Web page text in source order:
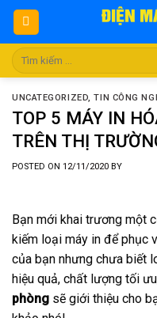
Skip
content
Tìm
kiếm:
UNCATEGORIZED,TIN CÔNG
TOP 5 MÁY IN
TRÊN THỊ
POSTED ON 12/11/2020 BY
Bạn mới khai trương một
kiếm loại máy in để phục
của bạn nhưng chưa biết
hiệu quả, chất lượng tối
phòng sẽ giới thiệu cho